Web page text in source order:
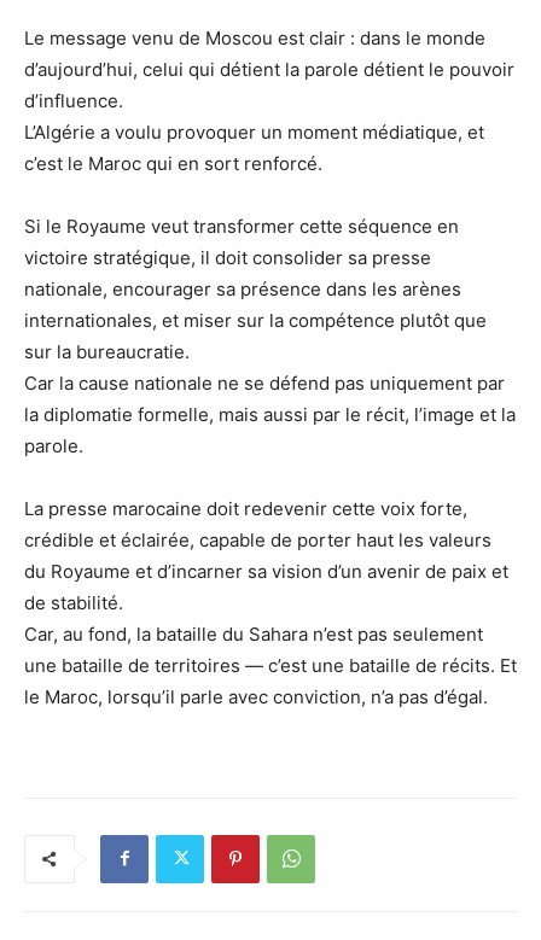
Le message venu de Moscou est clair : dans le monde
d’aujourd’hui, celui qui détient la parole détient le pouvoir
d’influence.
L’Algérie a voulu provoquer un moment médiatique, et
c’est le Maroc qui en sort renforcé.
Si le Royaume veut transformer cette séquence en
victoire stratégique, il doit consolider sa presse
nationale, encourager sa présence dans les arènes
internationales, et miser sur la compétence plutôt que
sur la bureaucratie.
Car la cause nationale ne se défend pas uniquement par
la diplomatie formelle, mais aussi par le récit, l’image et la
parole.
La presse marocaine doit redevenir cette voix forte,
crédible et éclairée, capable de porter haut les valeurs
du Royaume et d’incarner sa vision d’un avenir de paix et
de stabilité.
Car, au fond, la bataille du Sahara n’est pas seulement
une bataille de territoires — c’est une bataille de récits. Et
le Maroc, lorsqu’il parle avec conviction, n’a pas d’égal.